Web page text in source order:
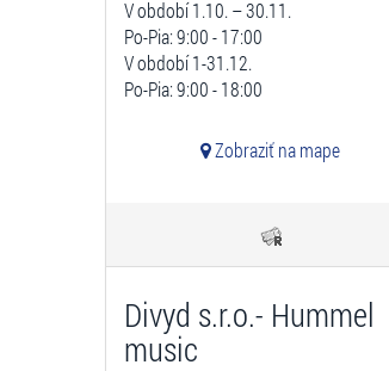
V období 1.10. – 30.11.
Po-Pia: 9:00 - 17:00
V období 1-31.12.
Po-Pia: 9:00 - 18:00
Zobraziť na mape
Divyd s.r.o.- Hummel
music